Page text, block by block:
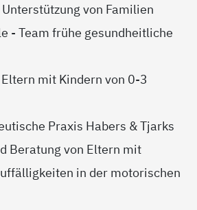
von Familien
- Team frühe gesundheitliche
mit Kindern von 0-3
Praxis Habers & Tjarks
Beratung von Eltern mit
in der motorischen